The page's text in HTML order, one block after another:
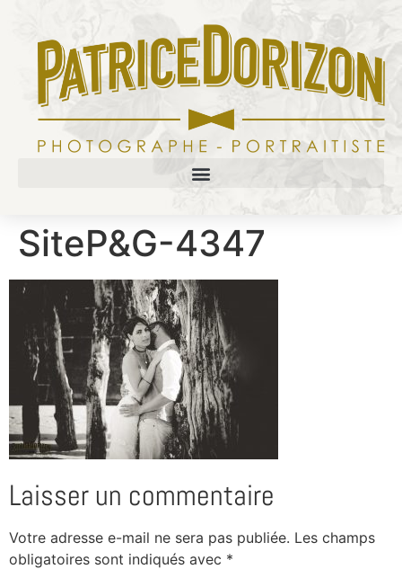
SiteP&G-4347
Laisser un commentaire
Votre adresse e-mail ne sera pas publiée. Les champs
obligatoires sont indiqués avec *